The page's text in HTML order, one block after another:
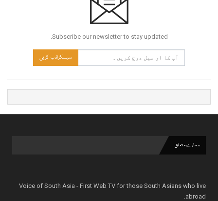
Subscribe our newsletter to stay updated.
سبسکرائب کریں
ہمارے متعلق
Voice of South Asia - First Web TV for those South Asians who live
abroad.